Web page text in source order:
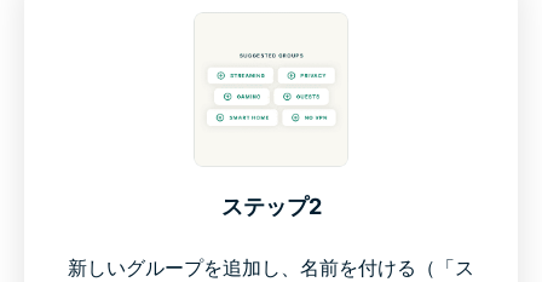
ステップ2
新しいグループを追加し、名前を付ける（「ス